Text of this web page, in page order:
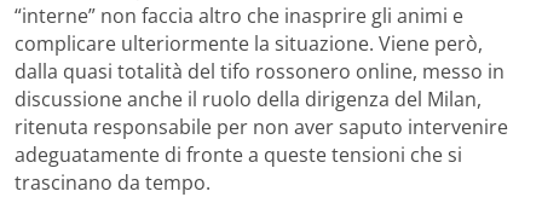
“interne” non faccia altro che inasprire gli animi e
complicare ulteriormente la situazione. Viene però,
dalla quasi totalità del tifo rossonero online, messo in
discussione anche il ruolo della dirigenza del Milan,
ritenuta responsabile per non aver saputo intervenire
adeguatamente di fronte a queste tensioni che si
trascinano da tempo.